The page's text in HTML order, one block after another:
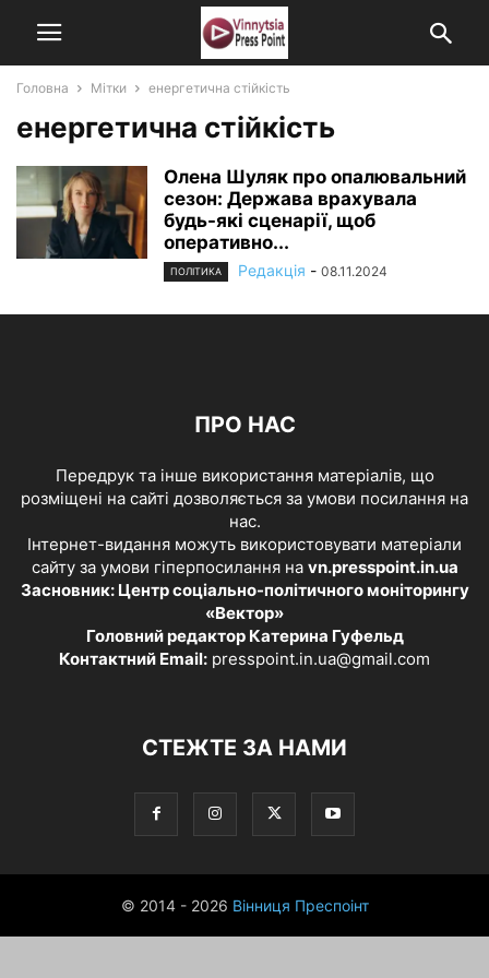
Головна Мітки енергетична стійкість
енергетична стійкість
Олена Шуляк про опалювальний
сезон: Держава врахувала
будь-які сценарії, щоб
оперативно...
ПОЛІТИКА Редакція - 08.11.2024
ПРО НАС
Передрук та інше використання матеріалів, що
розміщені на сайті дозволяється за умови посилання на
нас.
Інтернет-видання можуть використовувати матеріали
сайту за умови гіперпосилання на vn.presspoint.in.ua
Засновник: Центр соціально-політичного моніторингу
«Вектор»
Головний редактор Катерина Гуфельд
Контактний Email: presspoint.in.ua@gmail.com
СТЕЖТЕ ЗА НАМИ
© 2014 - 2026 Вінниця Преспоінт